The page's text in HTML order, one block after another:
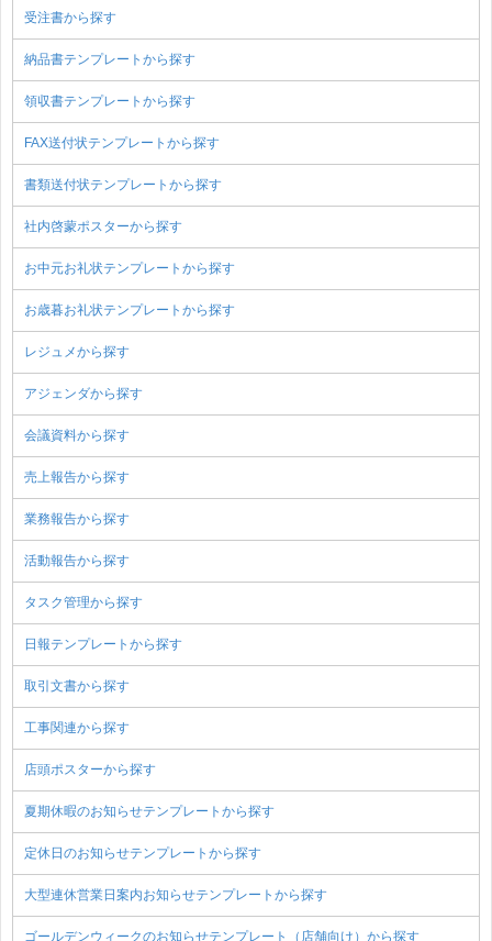
受注書から探す
納品書テンプレートから探す
領収書テンプレートから探す
FAX送付状テンプレートから探す
書類送付状テンプレートから探す
社内啓蒙ポスターから探す
お中元お礼状テンプレートから探す
お歳暮お礼状テンプレートから探す
レジュメから探す
アジェンダから探す
会議資料から探す
売上報告から探す
業務報告から探す
活動報告から探す
タスク管理から探す
日報テンプレートから探す
取引文書から探す
工事関連から探す
店頭ポスターから探す
夏期休暇のお知らせテンプレートから探す
定休日のお知らせテンプレートから探す
大型連休営業日案内お知らせテンプレートから探す
ゴールデンウィークのお知らせテンプレート（店舗向け）から探す